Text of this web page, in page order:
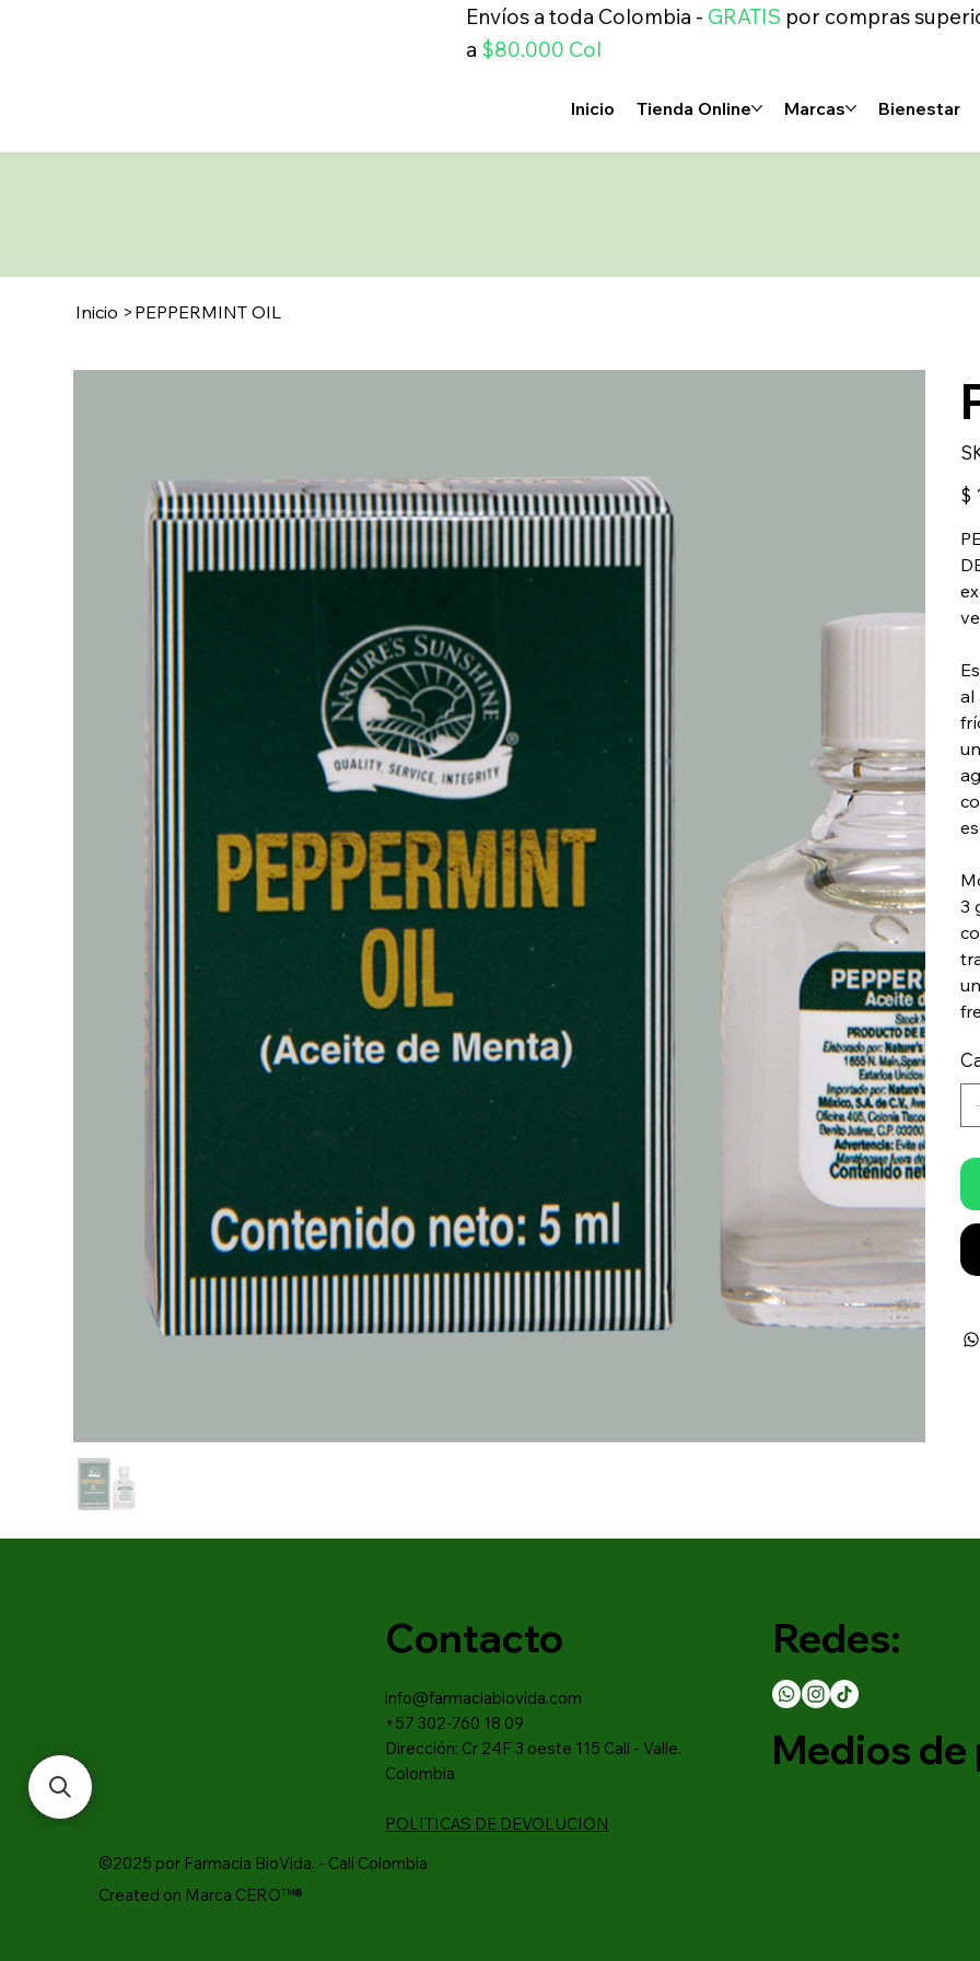
Envíos a toda Colombia - GRATIS por compras
a $80.000 Col
Inicio Tienda Online Marcas Bienestar
Inicio > PEPPERMINT OIL
$
al
3
Contacto
info@farmaciabiovida.com
+57 302-760 18 09
Dirección: Cr 24F 3 oeste 115 Cali - Valle.
Colombia
POLITICAS DE DEVOLUCION
Redes:
Medios de
©2025 por Farmacia BioVida. - Cali Colombia
Created on Marca CERO™®